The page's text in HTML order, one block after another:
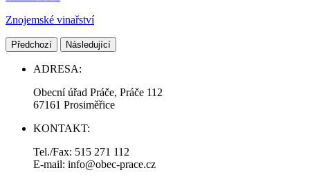
Znojemské vinařství
Předchozí Následující
ADRESA:
Obecní úřad Práče, Práče 112
67161 Prosiměřice
KONTAKT:
Tel./Fax: 515 271 112
E-mail: info@obec-prace.cz